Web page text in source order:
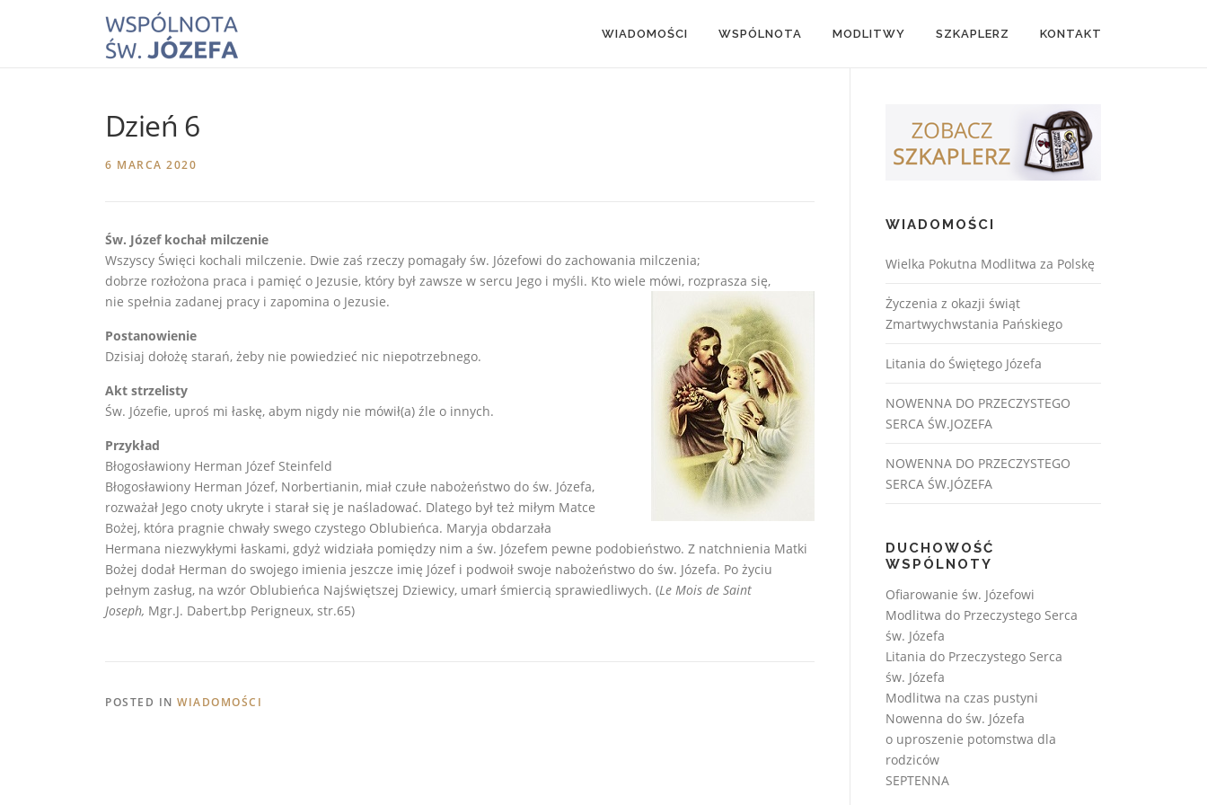
WIADOMOŚCI WSPÓLNOTA MODLITWY SZKAPLERZ KONTAKT
Dzień 6
6 MARCA 2020
Św. Józef kochał milczenie
Wszyscy Święci kochali milczenie. Dwie zaś rzeczy pomagały św. Józefowi do zachowania milczenia;
dobrze rozłożona praca i pamięć o Jezusie, który był zawsze w sercu Jego i myśli. Kto wiele mówi, rozprasza się,
nie spełnia zadanej pracy i zapomina o Jezusie.
Postanowienie
Dzisiaj dołożę starań, żeby nie powiedzieć nic niepotrzebnego.
Akt strzelisty
Św. Józefie, uproś mi łaskę, abym nigdy nie mówił(a) źle o innych.
Przykład
Błogosławiony Herman Józef Steinfeld
Błogosławiony Herman Józef, Norbertianin, miał czułe nabożeństwo do św. Józefa,
rozważał Jego cnoty ukryte i starał się je naśladować. Dlatego był też miłym Matce
Bożej, która pragnie chwały swego czystego Oblubieńca. Maryja obdarzała
Hermana niezwykłymi łaskami, gdyż widziała pomiędzy nim a św. Józefem pewne podobieństwo. Z natchnienia Matki
Bożej dodał Herman do swojego imienia jeszcze imię Józef i podwoił swoje nabożeństwo do św. Józefa. Po życiu
pełnym zasług, na wzór Oblubieńca Najświętszej Dziewicy, umarł śmiercią sprawiedliwych. (Le Mois de Saint
Joseph, Mgr.J. Dabert,bp Perigneux, str.65)
POSTED IN WIADOMOŚCI
WIADOMOŚCI
Wielka Pokutna Modlitwa za Polskę
Życzenia z okazji świąt
Zmartwychwstania Pańskiego
Litania do Świętego Józefa
NOWENNA DO PRZECZYSTEGO
SERCA ŚW.JOZEFA
NOWENNA DO PRZECZYSTEGO
SERCA ŚW.JÓZEFA
DUCHOWOŚĆ
WSPÓLNOTY
Ofiarowanie św. Józefowi
Modlitwa do Przeczystego Serca
św. Józefa
Litania do Przeczystego Serca
św. Józefa
Modlitwa na czas pustyni
Nowenna do św. Józefa
o uproszenie potomstwa dla
rodziców
SEPTENNA